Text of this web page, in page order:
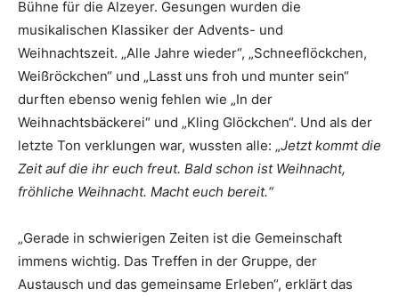
Bühne für die Alzeyer. Gesungen wurden die
musikalischen Klassiker der Advents- und
Weihnachtszeit. „Alle Jahre wieder“, „Schneeflöckchen,
Weißröckchen“ und „Lasst uns froh und munter sein“
durften ebenso wenig fehlen wie „In der
Weihnachtsbäckerei“ und „Kling Glöckchen“. Und als der
letzte Ton verklungen war, wussten alle: „Jetzt kommt die
Zeit auf die ihr euch freut. Bald schon ist Weihnacht,
fröhliche Weihnacht. Macht euch bereit.“
„Gerade in schwierigen Zeiten ist die Gemeinschaft
immens wichtig. Das Treffen in der Gruppe, der
Austausch und das gemeinsame Erleben“, erklärt das